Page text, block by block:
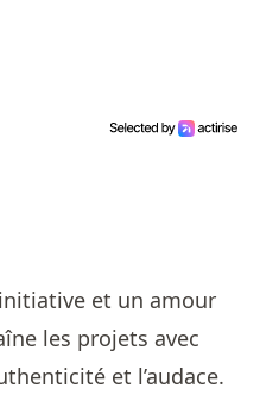
et un amour
les projets avec
et l’audace.